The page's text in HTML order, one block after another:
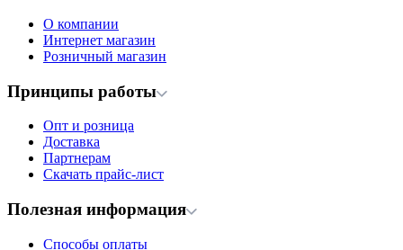
О компании
Интернет магазин
Розничный магазин
Принципы работы
Опт и розница
Доставка
Партнерам
Скачать прайс-лист
Полезная информация
Способы оплаты